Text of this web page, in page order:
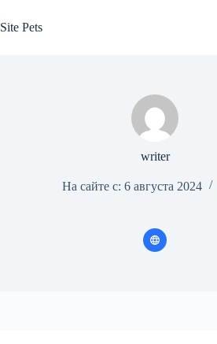
к
сути
Site Pets
writer
На сайте с: 6 августа 2024